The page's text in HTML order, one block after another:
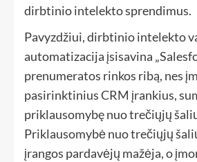
dirbtinio intelekto sprendimus.
Pavyzdžiui, dirbtinio intelekto
automatizacija įsisavina
prenumeratos rinkos ribą, nes
pasirinktinius CRM įrankius,
priklausomybę nuo trečiųjų
Priklausomybė nuo trečiųjų
įrangos pardavėjų mažėja, o